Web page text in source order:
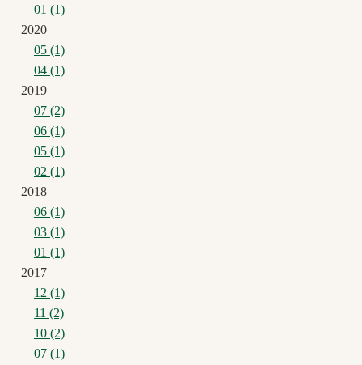
01 (1)
2020
05 (1)
04 (1)
2019
07 (2)
06 (1)
05 (1)
02 (1)
2018
06 (1)
03 (1)
01 (1)
2017
12 (1)
11 (2)
10 (2)
07 (1)